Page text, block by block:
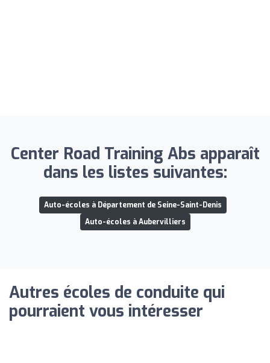
Center Road Training Abs apparaît
dans les listes suivantes:
Auto-écoles à Département de Seine-Saint-Denis
Auto-écoles à Aubervilliers
Autres écoles de conduite qui
pourraient vous intéresser